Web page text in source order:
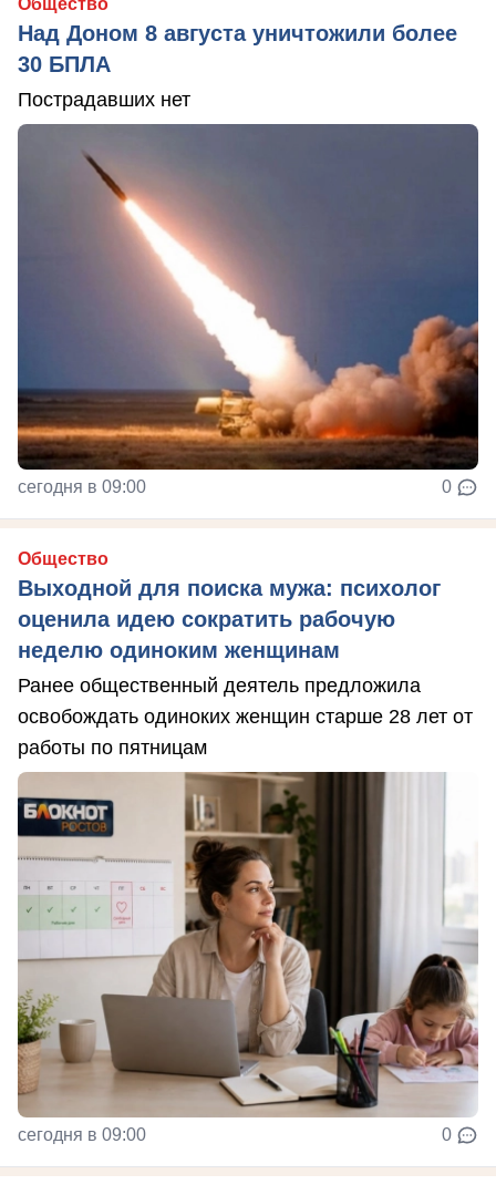
Общество
Над Доном 8 августа уничтожили более
30 БПЛА
Пострадавших нет
сегодня в 09:00 0
Общество
Выходной для поиска мужа: психолог
оценила идею сократить рабочую
неделю одиноким женщинам
Ранее общественный деятель предложила
освобождать одиноких женщин старше 28 лет от
работы по пятницам
сегодня в 09:00 0